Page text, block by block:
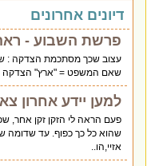
דיונים אחרונים
פרשת השבוע -
עצוב שכך מסתכמת הצדקה :
שאם המשפט = "ארץ" הצדקה =
למען יידע אחרון
פעם הראה לי הזקן זקן אחר,
שהוא כל כך כפוף. עד שדומה
אזיי,הו..